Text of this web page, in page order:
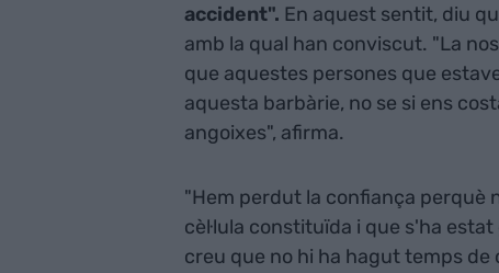
accident". En aquest sentit, diu
amb la qual han conviscut. "La
que aquestes persones que
aquesta barbàrie, no se si ens
angoixes", afirma.
"Hem perdut la confiança perquè
cèl·lula constituïda i que s'ha
creu que no hi ha hagut temps